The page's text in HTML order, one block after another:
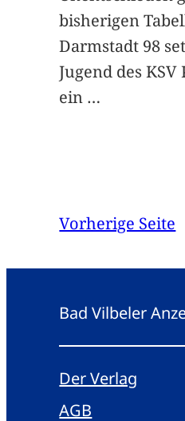
bisherigen
Darmstadt 98
Jugend des
ein …
Vorherige Seite
Bad Vilbeler
Der Verlag
AGB